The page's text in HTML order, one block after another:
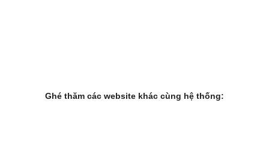
Ghé thăm các website khác cùng hệ thống: